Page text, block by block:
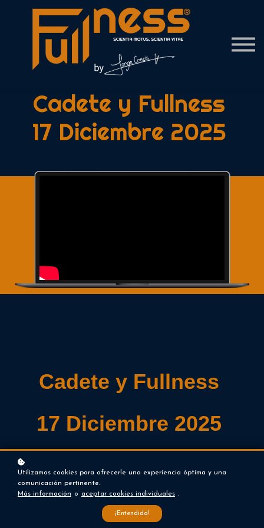
Contact Us
About us
Sign in
Cadete y Fullness
17 Diciembre 2025
Cadete y Fullness
17 Diciembre 2025
Utilizamos cookies para ofrecerle una experiencia óptima y una
comunicación pertinente.
Más información o aceptar cookies individuales .
¡Entendido!